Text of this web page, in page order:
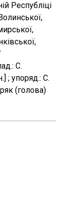
Республіці
С.
; упоряд.: С.
(голова)